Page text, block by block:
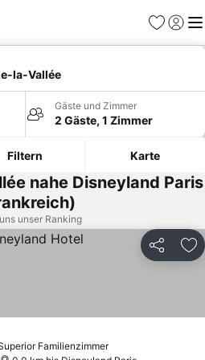
Favoriten
la-Vallée
Gäste und Zimmer
2 Gäste, 1 Zimmer
Filtern Karte
nahe Disneyland Paris
unser Ranking
Teilen
Familienzimmer